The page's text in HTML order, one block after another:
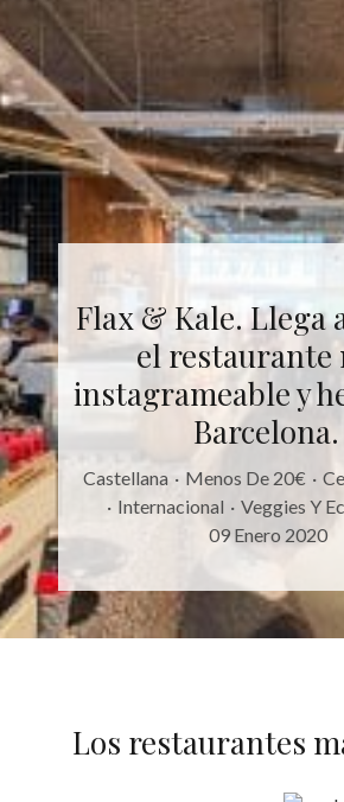
Flax & Kale. Llega
el restaurante
instagrameable y
Barcelona.
Castellana · Menos De 20€ ·
· Internacional · Veggies Y
09 Enero 2020
Los restaurantes